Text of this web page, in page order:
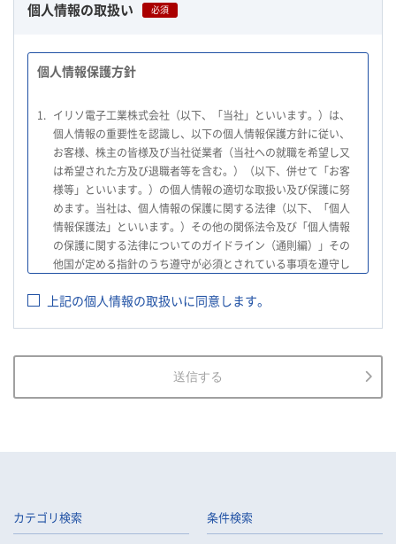
個人情報の取扱い 必須
個人情報保護方針
1. イリソ電子工業株式会社（以下、「当社」といいます。）は、
個人情報の重要性を認識し、以下の個人情報保護方針に従い、
お客様、株主の皆様及び当社従業者（当社への就職を希望し又
は希望された方及び退職者等を含む。）（以下、併せて「お客
様等」といいます。）の個人情報の適切な取扱い及び保護に努
めます。当社は、個人情報の保護に関する法律（以下、「個人
情報保護法」といいます。）その他の関係法令及び「個人情報
の保護に関する法律についてのガイドライン（通則編）」その
他国が定める指針のうち遵守が必須とされている事項を遵守し
2.
当社は、お客様等の個人情報を適正に取得し、法令で不要とさ
れている場合を除き、お客様等の個人情報の利用目的を通知又
当社は、お客様等の個人データについて、不正アクセス、漏え
い、滅失又は毀損等の防止に努め、個人データの管理のために
られるよう、必要かつ適切な監督を行います。
上記の個人情報の取扱いに同意します。
送信する
カテゴリ検索 条件検索